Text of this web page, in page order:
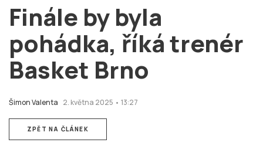
# Brno
# volby
login PŘIHLÁSIT SE
Finále by byla
pohádka, říká trenér
Basket Brno
Šimon Valenta 2. května 2025 • 13:27
ZPĚT NA ČLÁNEK